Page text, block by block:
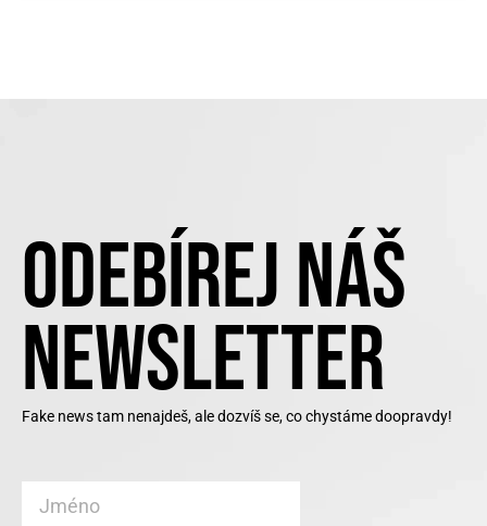
ODEBÍREJ NÁŠ
NEWSLETTER
Fake news tam nenajdeš, ale dozvíš se, co chystáme doopravdy!